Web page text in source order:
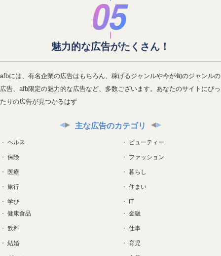
魅力的な広告がたくさん！
afbには、有名企業の広告はもちろん、稼げるジャンルや今が旬のジャンルの
広告、afb限定の魅力的な広告など、多数ございます。あなたのサイトにぴっ
たりの広告が見つかるはず
主な広告のカテゴリ
ヘルス
保険
医療
旅行
学び
ビューティー
ファッション
暮らし
住まい
IT
健康食品
飲料
結婚
金融
仕事
育児